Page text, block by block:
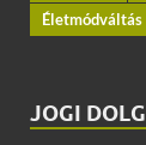
JOGI